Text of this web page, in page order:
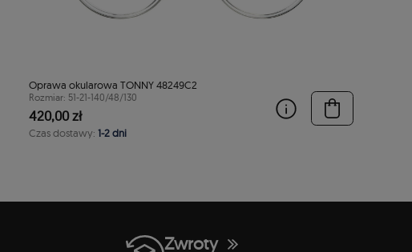
Oprawa okularowa TONNY 48249C2
Rozmiar: 51-21-140/48/130
420,00 zł
Czas dostawy: 1-2 dni
Zwroty